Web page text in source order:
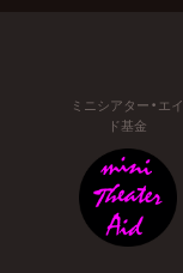
ミニシアター・エイ
ド基金